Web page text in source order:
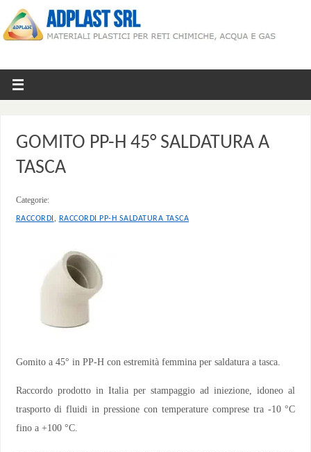
GOMITO PP-H 45° SALDATURA A
TASCA
Categorie:
RACCORDI RACCORDI PP-H SALDATURA TASCA
Gomito a 45° in PP-H con estremità femmina per saldatura a tasca.
Raccordo prodotto in Italia per stampaggio ad iniezione, idoneo al
trasporto di fluidi in pressione con temperature comprese tra -10 °C
fino a +100 °C.